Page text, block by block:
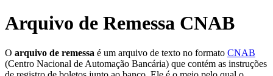
Arquivo de Remessa CNAB
O arquivo de remessa é um arquivo de texto no formato CNAB
(Centro Nacional de Automação Bancária) que contém as instruções